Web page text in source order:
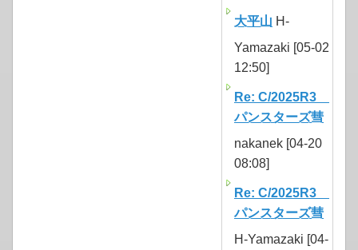
大平山 H-
Yamazaki [05-02
12:50]
Re: C/2025R3
パンスターズ彗
nakanek [04-20
08:08]
Re: C/2025R3
パンスターズ彗
H-Yamazaki [04-